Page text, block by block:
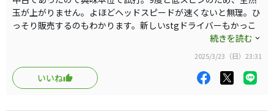
打感もマックスではイマイチに感じた新しいチタンです
が、ボンっと重厚感のあるのり感と弾きを感じる良い打
感。私の中では性能は513を優しくした感じ。打感は全然ち
がうけど。芯は狭い。キャロウェイみたいにどこで当たっ
てもそれなりに飛ぶとは真逆。シャフトが重く、バランス
もd4なので重いがシャフトが45インチと短いので多少は振
玉が上がりません。よほどヘッドスピードが速くないと無理。ひ
っそり販売するのもわかります。新しいstgドライバーもかっこ
よくて気になっていましたが、試打クラブがないので全然わから
ない。しだるtvくらいしか参考にできない。最近しれっとマーク
ダウン。ホントにミズノよく分からんメーカーになりさがったな
ー。
もっとユーザーに寄り添って試打クラブを用意したり、中、手元
続きを読む
2025/3/23（日）23:31
いいね